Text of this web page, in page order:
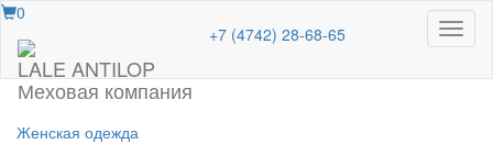
Меню
0
LALE ANTILOP
Меховая компания
+7 (4742) 28-68-65
Женская одежда